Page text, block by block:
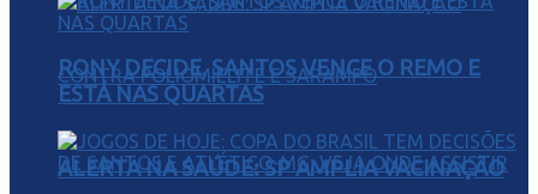
ALERTA NA SAÚDE: SP AMPLIA VACINAÇÃO
RONY DECIDE, SANTOS VENCE O REMO E
ESTÁ NAS QUARTAS